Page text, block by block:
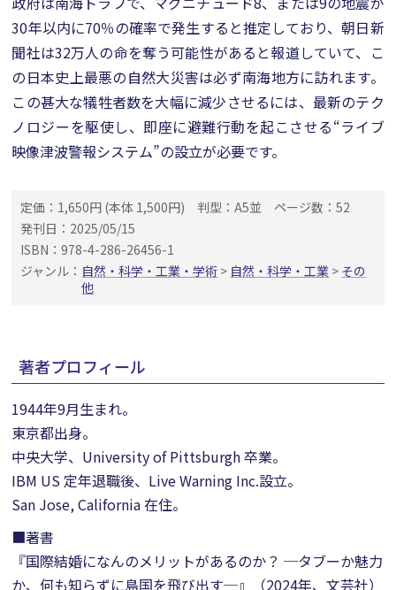
30年以内に70％の確率で発生すると推定しており、朝日新
聞社は32万人の命を奪う可能性があると報道していて、こ
の日本史上最悪の自然大災害は必ず南海地方に訪れます。
この甚大な犠牲者数を大幅に減少させるには、最新のテク
ノロジーを駆使し、即座に避難行動を起こさせる“ライブ
映像津波警報システム”の設立が必要です。
定価：1,650円 (本体 1,500円) 判型：A5並
ページ数：52
発刊日：2025/05/15
ISBN：978-4-286-26456-1
ジャンル： 自然・科学・工業・学術 > 自然・科学・工業 > その
他
著者プロフィール
1944年9月生まれ。
東京都出身。
中央大学、University of Pittsburgh 卒業。
IBM US 定年退職後、Live Warning Inc.設立。
San Jose, California 在住。
■著書
『国際結婚になんのメリットがあるのか？ ─タブーか魅力
か、何も知らずに島国を飛び出す─』（2024年、文芸社）